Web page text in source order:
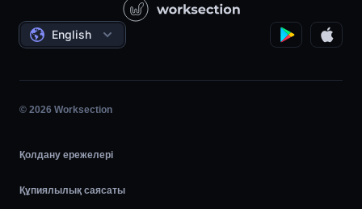
Әлеуметтік жобалар
Жобаны басқару
Сағаттық жұмыс
Шапшаң
Келісімдер
English
© 2026 Worksection
Қолдану ережелері
Құпиялылық саясаты